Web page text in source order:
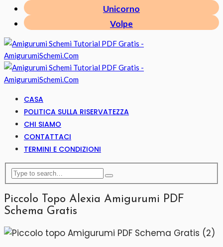
Unicorno
Volpe
CASA
POLITICA SULLA RISERVATEZZA
CHI SIAMO
CONTATTACI
TERMINI E CONDIZIONI
Piccolo Topo Alexia Amigurumi PDF
Schema Gratis